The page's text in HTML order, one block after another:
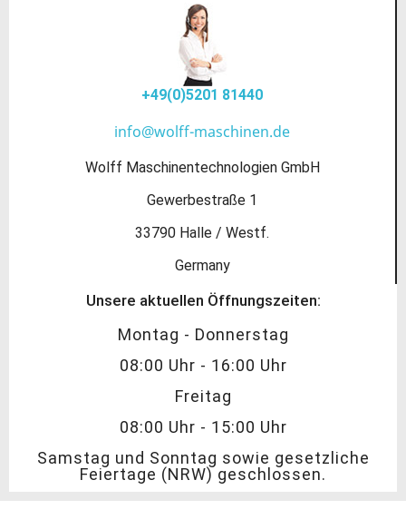
+49(0)5201 81440
info@wolff-maschinen.de
Wolff Maschinentechnologien GmbH
Gewerbestraße 1
33790 Halle / Westf.
Germany
Unsere aktuellen Öffnungszeiten:
Montag - Donnerstag
08:00 Uhr - 16:00 Uhr
Freitag
08:00 Uhr - 15:00 Uhr
Samstag und Sonntag sowie gesetzliche
Feiertage (NRW) geschlossen.